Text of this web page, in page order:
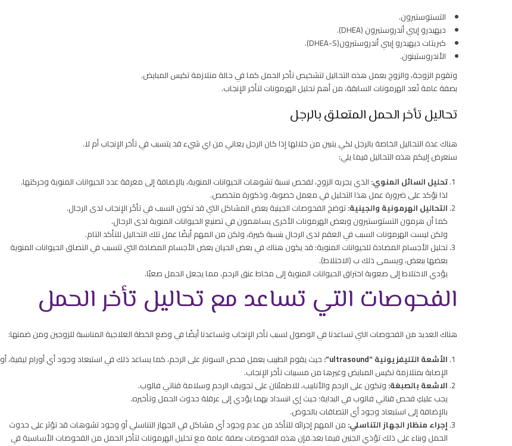
التستوستيرون.
ديهيدرو إيبي أندروستيرون (DHEA).
كبريتات ديهيدرو إيبي أندروستيرون(DHEA-S).
الأندروستينون.
وتقوم الزوجة، والزوج بعمل هذه التحاليل لتشخيص تأخر الحمل كما في حالة متلازمة تكيس المبايض.
بصفة عامة تُعد الهرمونات السابقة، من أهم تحليل الهرمونات لتأخر الإنجاب.
تحاليل تأخر الحمل المتعلق بالرجل
هناك عدة التحاليل الخاصة بالرجل لكي يتبين من خلالها إذا كان الرجل يعاني من اي شيء قد يتسبب في تأخر الإنجاب أم لا.
سنعرض إليكم هذه التحاليل فيما يلي:
تحليل السائل المنوي: الذي يجريه الزوج، لفحص نسبة تشوهات الحيوانات المنوية، بالإضافة إلى معرفة عدد الحيوانات المنوية وحركتها.
لذا نؤكد على ضرورة عمل هذا التحليل في معمل خصوبة، وذكورة متخصص.
التحاليل الهرمونية والجينية:توضح الفحوصات الجينية بعض المشاكل التي قد تكون السبب في تأخُر الإنجاب لدى الرجال.
كما أن هرمون التستوستيرون وبعض الهرمونات الأخرى يساهمون في تصنيع الحيوانات المنوية لدى الرجال.
ولكن ليست الهرمونات السبب في العقم لدى الرجال بنسبة كبيرة، ولكن من المهم أيضًا عمل تلك التحاليل للتأكد التام.
تحليل الأجسام المضادة للحيوانات المنوية: قد يكون هناك في بعض الحيان بعض الأجسام المضادة التي تتسبب في التصاق الحيوانات المنوية
بعضها ببعض، ويسمى ذلك ب (الاختلاط).
يؤدي الاختلاط إلى صعوبة اختراق الحيوانات المنوية إلى مخاط عنق الرحم، مما يجعل الحمل صعبًا.
الفحوصات التي تساعد مع تحاليل تأخر الحمل
هناك العديد من الفحوصات التي تساعدنا في الوصول لسبب تأخر الإنجاب وتساعدنا أيضًا في وضع الخطة العلاجية المناسبة للزوجين ومن ضمنها:
الأشعة التليفزيونية “ultrasound”:
حيث يقوم الطبيب بعمل فحص السونار على الرحم، كما يساعد ذلك في استبعاد وجود أي أورام ليفية، أو
الإصابة بمتلازمة تكيس المبايض وغيرها من مسببات تأخر الإنجاب.
الاشعة بالصبغة: وتكون على الرحم والأنابيب، للاطمئنان على تجويف الرحم وسلامة قناتي فالوب.
يجب عليكِ فحص قناتي فالوب في البداية؛ حيث إي انسداد بهما يؤدي إلى عرقلة حدوث الحمل وتأخيره.
بالإضافة إلى استبعاد وجود أي التصاقات بالحوض.
إجراء منظار الجهاز التناسلي: من المهم إجرائه للتأكد من عدم وجود أي مشاكل في الجهاز التناسلي أو وجود تشوهات قد تؤثر على حدوث
الحمل وبناء على ذلك تؤذي الجنين فيما بعد.فإن هذه الفحوصات بصفة عامة مع تحليل الهرمونات لتأخر الحمل من الفحوصات الأساسية في